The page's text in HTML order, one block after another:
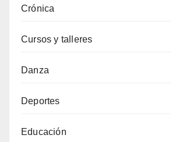
Crónica
Cursos y talleres
Danza
Deportes
Educación